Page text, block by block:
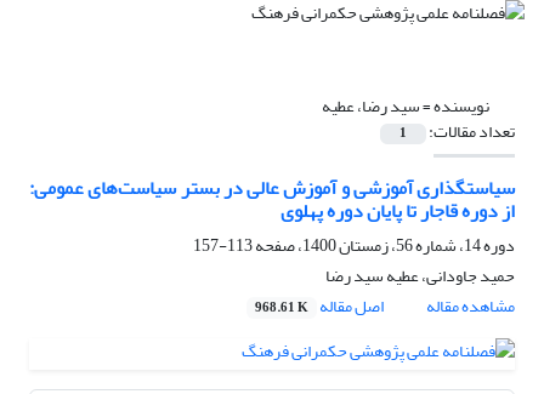
نویسنده =سید رضا، عطیه
تعداد مقالات: 1
سیاستگذاری آموزشی و آموزش عالی در بستر سیاست‌های عمومی:
از دوره قاجار تا پایان دوره پهلوی
دوره 14، شماره 56، زمستان 1400، صفحه
113-157
حمید جاودانی، عطیه سید رضا
مشاهده مقاله
اصل مقاله 968.61 K